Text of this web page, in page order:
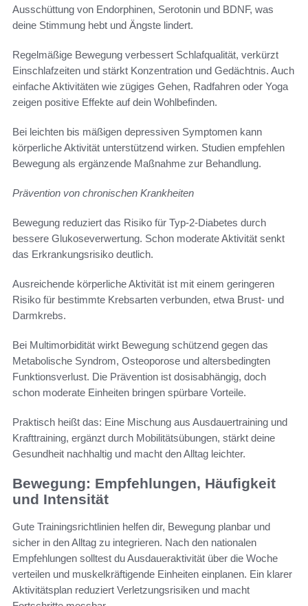
Ausschüttung von Endorphinen, Serotonin und BDNF, was
deine Stimmung hebt und Ängste lindert.
Regelmäßige Bewegung verbessert Schlafqualität, verkürzt
Einschlafzeiten und stärkt Konzentration und Gedächtnis. Auch
einfache Aktivitäten wie zügiges Gehen, Radfahren oder Yoga
zeigen positive Effekte auf dein Wohlbefinden.
Bei leichten bis mäßigen depressiven Symptomen kann
körperliche Aktivität unterstützend wirken. Studien empfehlen
Bewegung als ergänzende Maßnahme zur Behandlung.
Prävention von chronischen Krankheiten
Bewegung reduziert das Risiko für Typ‑2‑Diabetes durch
bessere Glukoseverwertung. Schon moderate Aktivität senkt
das Erkrankungsrisiko deutlich.
Ausreichende körperliche Aktivität ist mit einem geringeren
Risiko für bestimmte Krebsarten verbunden, etwa Brust- und
Darmkrebs.
Bei Multimorbidität wirkt Bewegung schützend gegen das
Metabolische Syndrom, Osteoporose und altersbedingten
Funktionsverlust. Die Prävention ist dosisabhängig, doch
schon moderate Einheiten bringen spürbare Vorteile.
Praktisch heißt das: Eine Mischung aus Ausdauertraining und
Krafttraining, ergänzt durch Mobilitätsübungen, stärkt deine
Gesundheit nachhaltig und macht den Alltag leichter.
Bewegung: Empfehlungen, Häufigkeit
und Intensität
Gute Trainingsrichtlinien helfen dir, Bewegung planbar und
sicher in den Alltag zu integrieren. Nach den nationalen
Empfehlungen solltest du Ausdaueraktivität über die Woche
verteilen und muskelkräftigende Einheiten einplanen. Ein klarer
Aktivitätsplan reduziert Verletzungsrisiken und macht